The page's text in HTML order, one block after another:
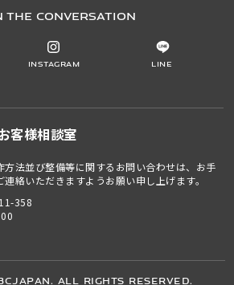
THE CONVERSATION
Instagram LINE
客様相談室
法並び整備等に関するお問い合わせは、お手
絡いただきますようお願い申し上げます。
358
All Rights Reserved.